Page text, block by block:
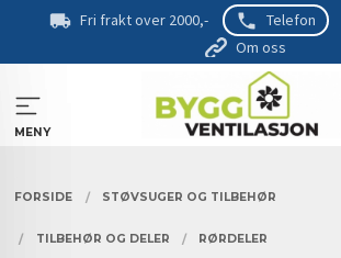
Fri frakt over 2000,- Telefon
Om oss
MENY
FORSIDE STØVSUGER OG TILBEHØR
TILBEHØR OG DELER RØRDELER